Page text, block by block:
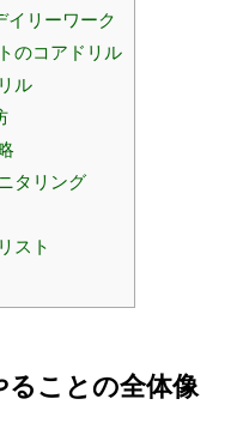
イリーワーク
のコアドリル
ル
タリング
スト
ることの全体像